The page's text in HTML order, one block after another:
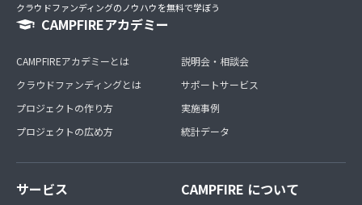
クラウドファンディングのノウハウを無料で学ぼう
CAMPFIREアカデミー
CAMPFIREアカデミーとは
クラウドファンディングとは
プロジェクトの作り方
プロジェクトの広め方
説明会・相談会
サポートサービス
実施事例
統計データ
サービス CAMPFIRE について